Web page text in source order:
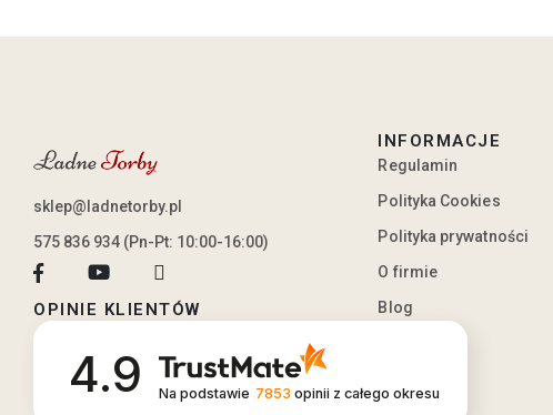
sklep@ladnetorby.pl
575 836 934 (Pn-Pt: 10:00-16:00)
OPINIE KLIENTÓW
4.9 Na podstawie 7853 opinii z całego okresu
INFORMACJE
Regulamin
Polityka Cookies
Polityka prywatności
O firmie
Blog